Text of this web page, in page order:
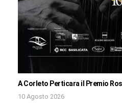
A Corleto Perticara il Premio
10 Agosto 2026